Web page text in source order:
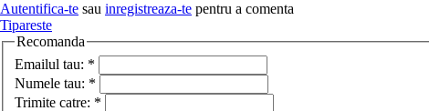
Autentifica-te sau inregistreaza-te pentru a comenta
Tipareste
Recomanda
Emailul tau: *
Numele tau: *
Trimite catre: *